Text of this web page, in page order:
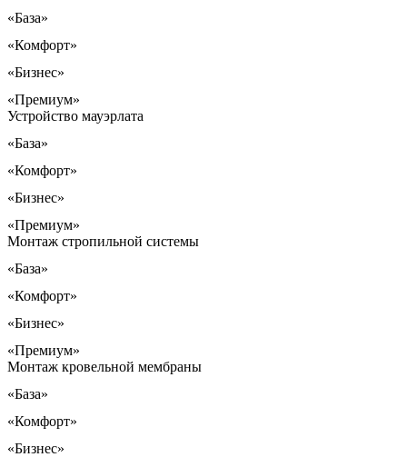
«База»
«Комфорт»
«Бизнес»
«Премиум»
Устройство мауэрлата
«База»
«Комфорт»
«Бизнес»
«Премиум»
Монтаж стропильной системы
«База»
«Комфорт»
«Бизнес»
«Премиум»
Монтаж кровельной мембраны
«База»
«Комфорт»
«Бизнес»